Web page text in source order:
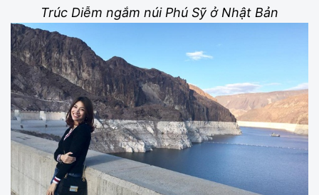
Trúc Diễm ngắm núi Phú Sỹ ở Nhật Bản